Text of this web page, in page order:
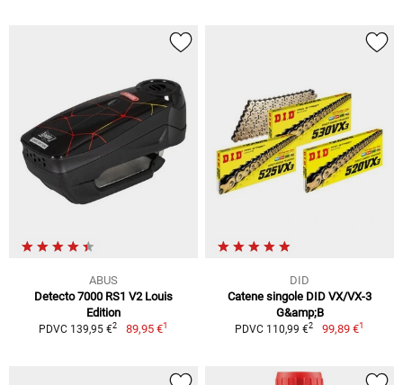
ABUS
Detecto 7000 RS1 V2 Louis
Edition
PDVC 139,95 €2 89,95 €1
DID
Catene singole DID VX/VX-3
G&amp;B
PDVC 110,99 €2 99,89 €1